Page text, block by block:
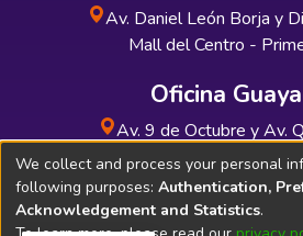
Av. Daniel León Borja y
Mall del Centro -
Oficina
Av. 9 de Octubre y Av.
INDUAUTO -
We collect and process your personal
following purposes: Authentication,
Acknowledgement and Statistics.